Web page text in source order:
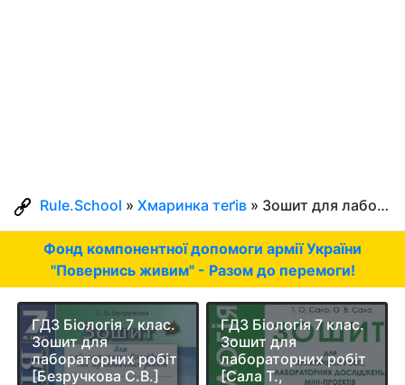
Rule.School » Хмаринка теґів » Зошит для лабораторних робіт
Фонд компонентної допомоги армії України
"Повернись живим" - Разом до перемоги!
ГДЗ Біологія 7 клас.
Зошит для
лабораторних робіт
[Безручкова С.В.]
ГДЗ Біологія 7 клас.
Зошит для
лабораторних робіт
[Сала Т.,